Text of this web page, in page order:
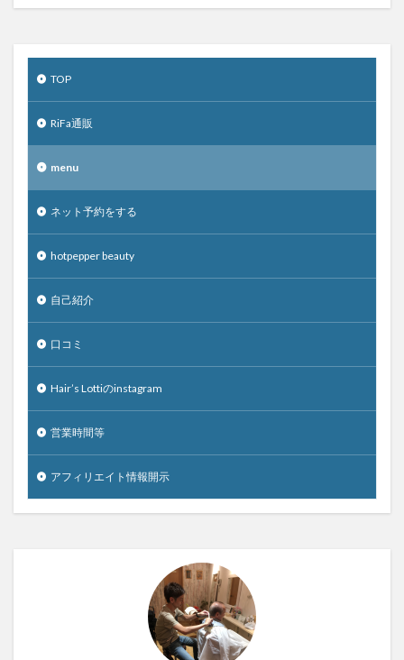
TOP
RiFa通販
menu
ネット予約をする
hotpepper beauty
自己紹介
口コミ
Hair’s Lottiのinstagram
営業時間等
アフィリエイト情報開示